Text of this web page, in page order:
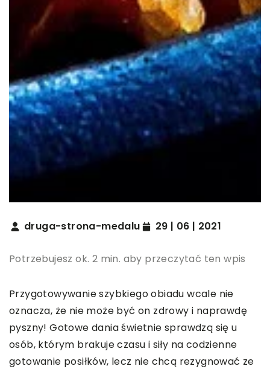
druga-strona-medalu 29 | 06 | 2021
Potrzebujesz ok. 2 min. aby przeczytać ten wpis
Przygotowywanie szybkiego obiadu wcale nie
oznacza, że nie może być on zdrowy i naprawdę
pyszny! Gotowe dania świetnie sprawdzą się u
osób, którym brakuje czasu i siły na codzienne
gotowanie posiłków, lecz nie chcą rezygnować ze